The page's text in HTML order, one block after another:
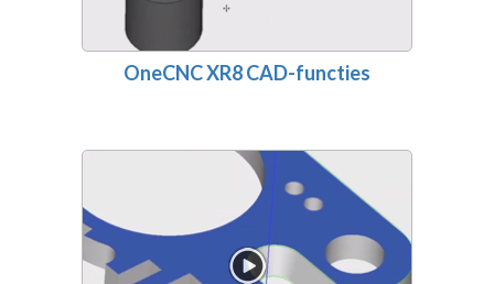
OneCNC XR8 CAD-functies